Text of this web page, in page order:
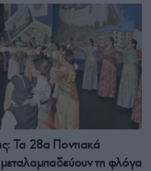
Τα 28α Ποντιακά
τη φλόγα